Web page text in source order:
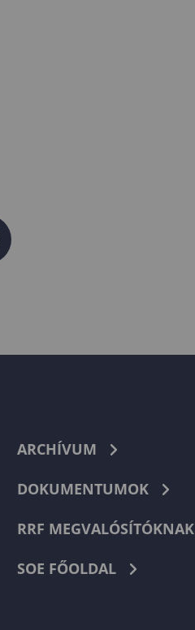
ARCHÍVUM
DOKUMENTUMOK
RRF MEGVALÓSÍTÓKNAK
SOE FŐOLDAL